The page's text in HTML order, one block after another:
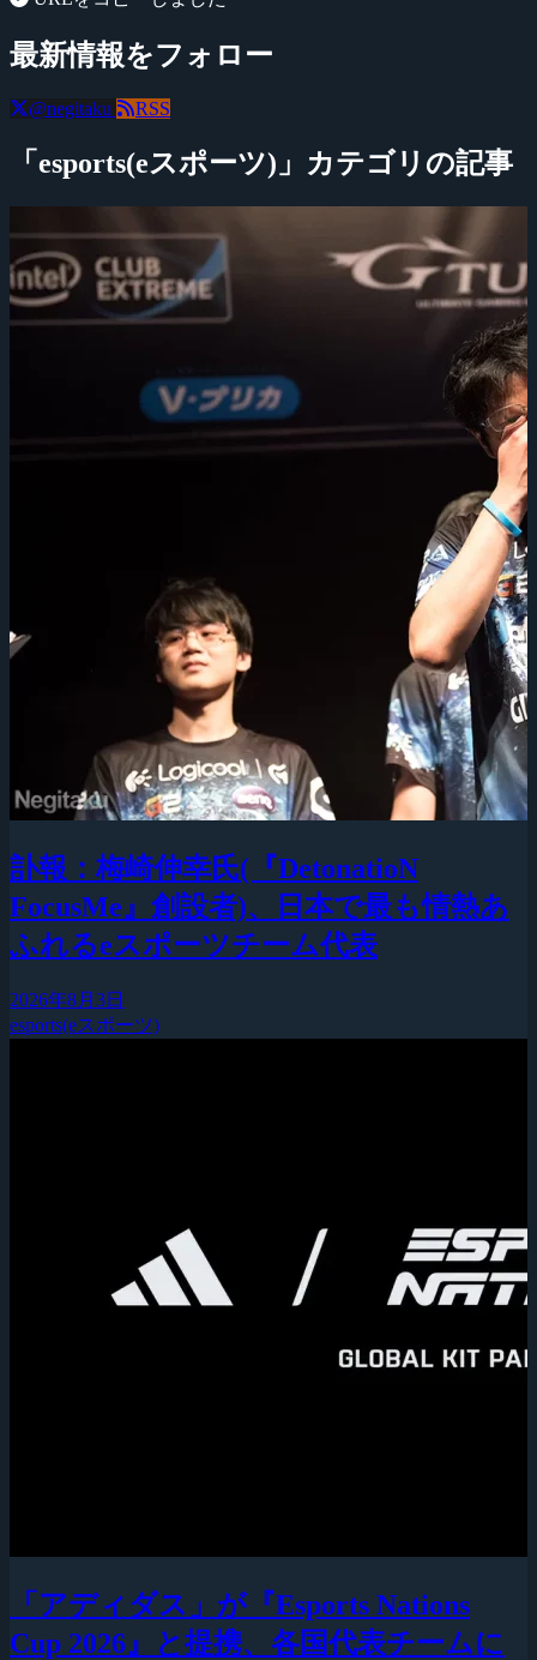
最新情報をフォロー
@negitaku RSS
「esports(eスポーツ)」カテゴリの記事
訃報：梅崎伸幸氏(『DetonatioN
FocusMe』創設者)、日本で最も情熱あ
ふれるeスポーツチーム代表
2026年8月3日
esports(eスポーツ)
「アディダス」が『Esports Nations
Cup 2026』と提携、各国代表チームに